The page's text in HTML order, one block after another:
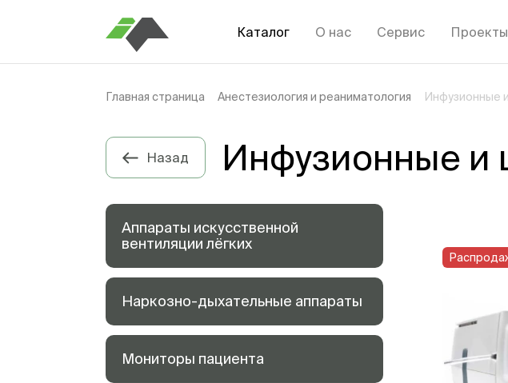
Каталог О нас Сервис Проекты
Главная страница Анестезиология и реаниматология Инфузионные
Назад Инфузионные и
Аппараты искусственной
вентиляции лёгких
Наркозно-дыхательные аппараты
Мониторы пациента